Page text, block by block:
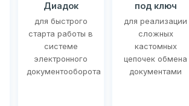
Диадок
для быстрого
старта работы в
системе
электронного
документооборота
под ключ
для реализации
сложных
кастомных
цепочек обмена
документами